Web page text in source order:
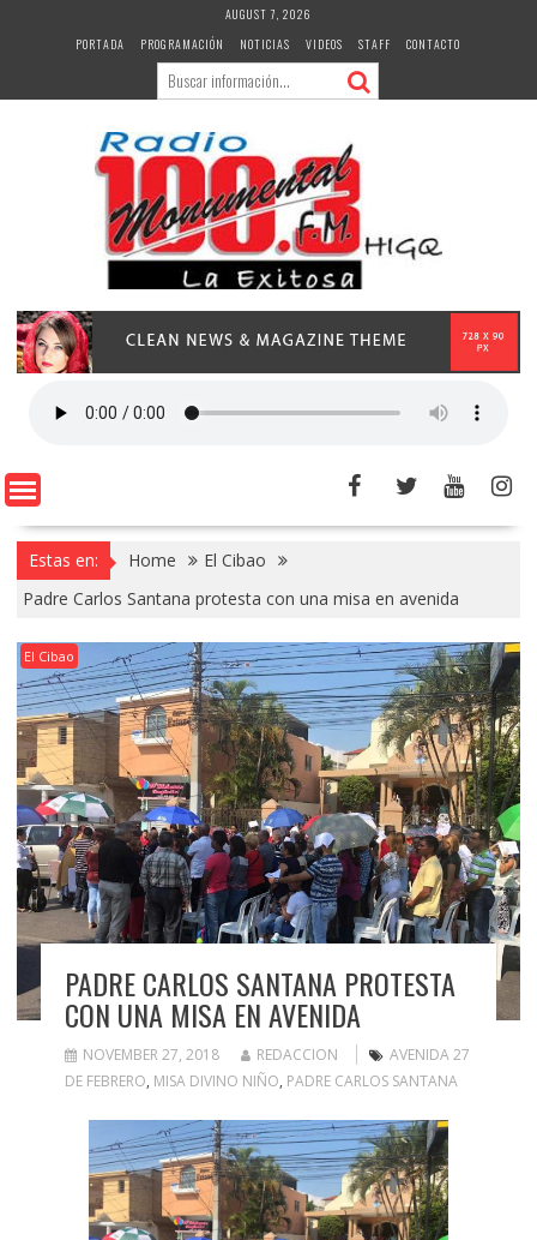
AUGUST 7, 2026
PORTADA
PROGRAMACIÓN NOTICIAS VIDEOS STAFF CONTACTO
Estas en: Home
El Cibao
Padre Carlos Santana protesta con una misa en avenida
El Cibao
PADRE CARLOS SANTANA PROTESTA
CON UNA MISA EN AVENIDA
NOVEMBER 27, 2018 REDACCION
AVENIDA 27
DE FEBRERO, MISA DIVINO NIÑO, PADRE CARLOS SANTANA